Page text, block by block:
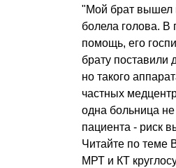
"Мой брат вышел
болела голова. В
помощь, его
брату поставили
но такого
частных
одна больница не
пациента - риск
Читайте по теме
МРТ и КТ